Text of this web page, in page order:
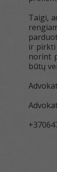
Taigi,
ir pirkti
norint
būtų